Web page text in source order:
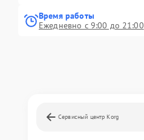
Время работы
Ежедневно с 9:00 до 21:00
Сервисный центр Korg